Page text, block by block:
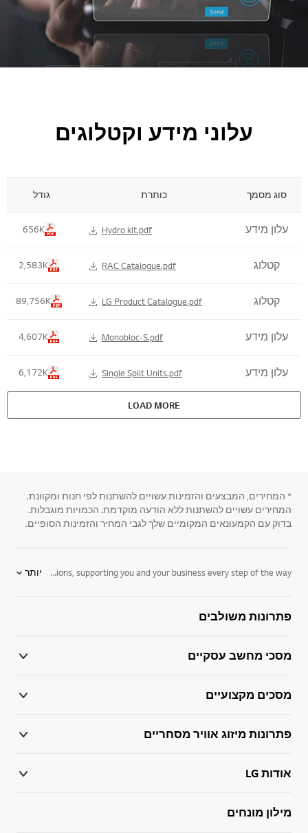
עלוני מידע וקטלוגים
סוג מסמך כותרת גודל
עלון מידע Hydro kit.pdf
656K
קטלוג RAC Catalogue.pdf
2,583K
קטלוג LG Product Catalogue.pdf
89,756K
עלון מידע Monobloc-S.pdf
4,607K
עלון מידע Single Split Units.pdf
6,172K
LOAD MORE
* המחירים, המבצעים והזמינות עשויים להשתנות לפי חנות ומקוונת.
המחירים עשויים להשתנות ללא הודעה מוקדמת. הכמויות מוגבלות.
בדוק עם הקמעונאים המקומיים שלך לגבי המחיר והזמינות הסופיים.
LG air conditioning provides optimized solutions for every sector and climate with a wide range of cutting-edge systems that bring exceptional heating, ventilation and air conditioning performance to buildings worldwide. Through our unmatched expertise and industry knowledge, we respond directly to the needs of businesses seeking digitalized and eco-conscious HVAC solutions. We are the partner your business has been looking for, and are well prepared to integrate our leading technology into your day-to-day operations, supporting you and your business every step of the way. יותר
פתרונות משולבים
מסכי מחשב עסקיים
מסכים מקצועיים
פתרונות מיזוג אוויר מסחריים
אודות LG
מילון מונחים